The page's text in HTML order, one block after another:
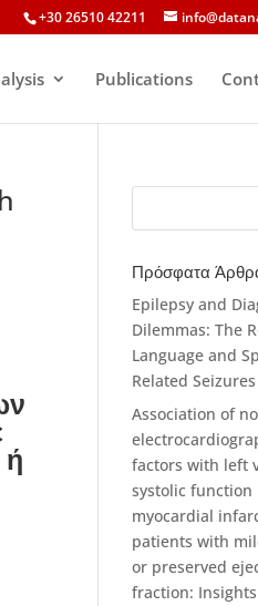
+30 26510 42211
Publications
Πρόσφατα
Epilepsy and
Dilemmas: The
Language and
Related Seizures
Association of
factors with left
systolic function
myocardial
patients with
or preserved
fraction: